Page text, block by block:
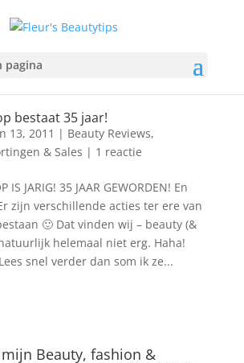
pagina
bestaat 35 jaar!
13, 2011 | Beauty Reviews,
& Sales | 1 reactie
IS JARIG! 35 JAAR GEWORDEN! En
zijn verschillende acties ter ere van
🙂 Dat vinden wij – beauty (&
helemaal niet erg. Haha!
snel verder dan som ik ze...
Beauty, fashion &